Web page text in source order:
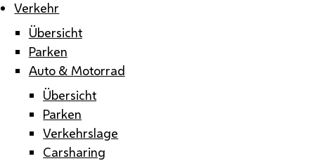
Verkehr
Übersicht
Parken
Auto & Motorrad
Übersicht
Parken
Verkehrslage
Carsharing